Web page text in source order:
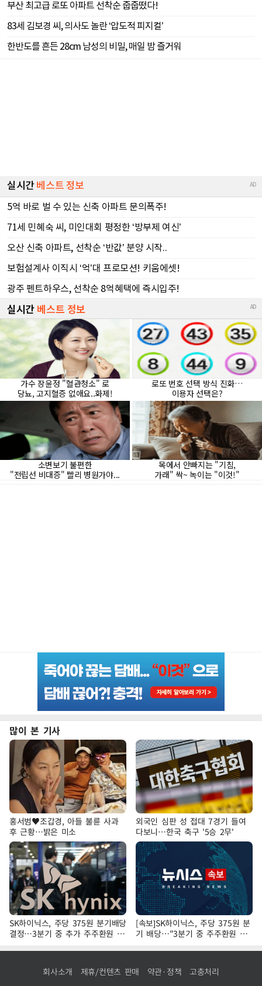
많이 본 기사
홍서범♥조갑경, 아들 불륜 사과
후 근황…밝은 미소
외국인 심판 성 접대 7경기 들여
다보니…한국 축구 '5승 2무'
SK하이닉스, 주당 375원 분기배당
결정…3분기 중 추가 주주환원 발
표
[속보]SK하이닉스, 주당 375원 분
기 배당…"3분기 중 주주환원 방
안 확정"
회사소개 제휴/컨텐츠 판매 약관·정책 고충처리